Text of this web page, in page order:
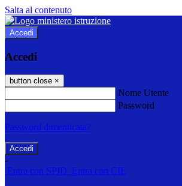
Salta al contenuto
Accedi
Accedi
button close ×
Nome Utente
Password
Password dimenticata?
-
Entra con SPID Entra con CIE